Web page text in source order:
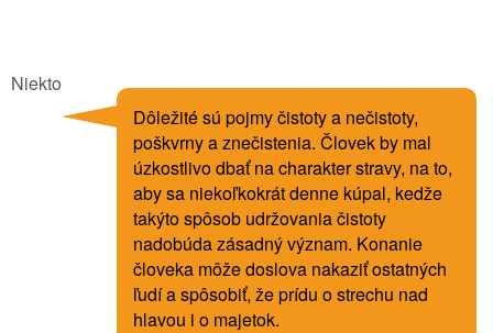
Niekto
Dôležité sú pojmy čistoty a nečistoty,
poškvrny a znečistenia. Človek by mal
úzkostlivo dbať na charakter stravy, na to,
aby sa niekoľkokrát denne kúpal, kedže
takýto spôsob udržovania čistoty
nadobúda zásadný význam. Konanie
človeka môže doslova nakaziť ostatných
ľudí a spôsobiť, že prídu o strechu nad
hlavou i o majetok.